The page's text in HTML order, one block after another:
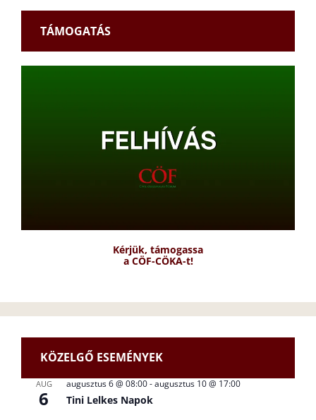
TÁMOGATÁS
Kérjük, támogassa
a CÖF-CÖKA-t!
KÖZELGŐ ESEMÉNYEK
AUG
6
augusztus 6 @ 08:00-augusztus 10 @ 17:00
Tini Lelkes Napok